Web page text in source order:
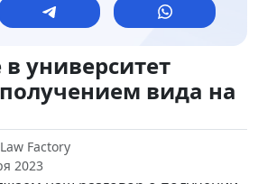
университет
вида на
Law Factory
2023